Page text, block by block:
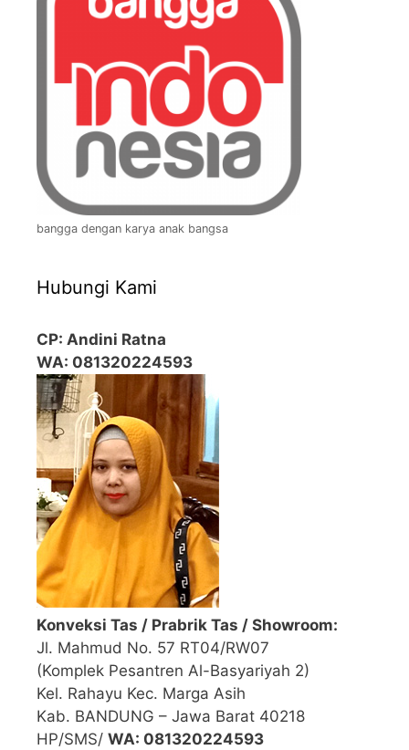
bangga dengan karya anak bangsa
Hubungi Kami
CP: Andini Ratna
WA: 081320224593
Konveksi Tas / Prabrik Tas / Showroom:
Jl. Mahmud No. 57 RT04/RW07
(Komplek Pesantren Al-Basyariyah 2)
Kel. Rahayu Kec. Marga Asih
Kab. BANDUNG – Jawa Barat 40218
HP/SMS/ WA: 081320224593